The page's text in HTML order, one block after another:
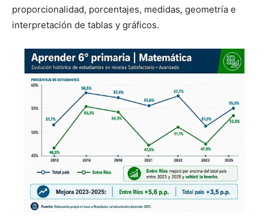
proporcionalidad, porcentajes, medidas, geometría e
interpretación de tablas y gráficos.